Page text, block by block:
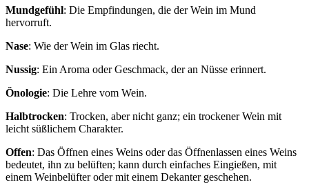
Mundgefühl: Die Empfindungen, die der Wein im Mund
hervorruft.
Nase: Wie der Wein im Glas riecht.
Nussig: Ein Aroma oder Geschmack, der an Nüsse erinnert.
Önologie: Die Lehre vom Wein.
Halbtrocken: Trocken, aber nicht ganz; ein trockener Wein mit
leicht süßlichem Charakter.
Offen: Das Öffnen eines Weins oder das Öffnenlassen eines Weins
bedeutet, ihn zu belüften; kann durch einfaches Eingießen, mit
einem Weinbelüfter oder mit einem Dekanter geschehen.